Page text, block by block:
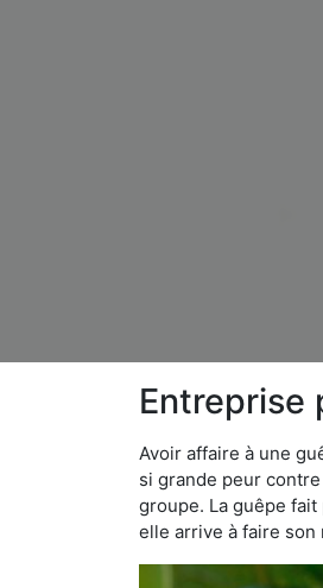
Entreprise
Avoir affaire à une
si grande peur
groupe. La guêpe
elle arrive à faire son